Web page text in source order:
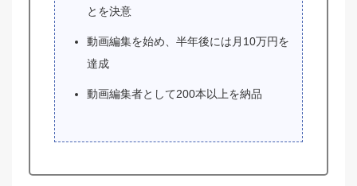
とを決意
動画編集を始め、半年後には月10万円を
達成
動画編集者として200本以上を納品